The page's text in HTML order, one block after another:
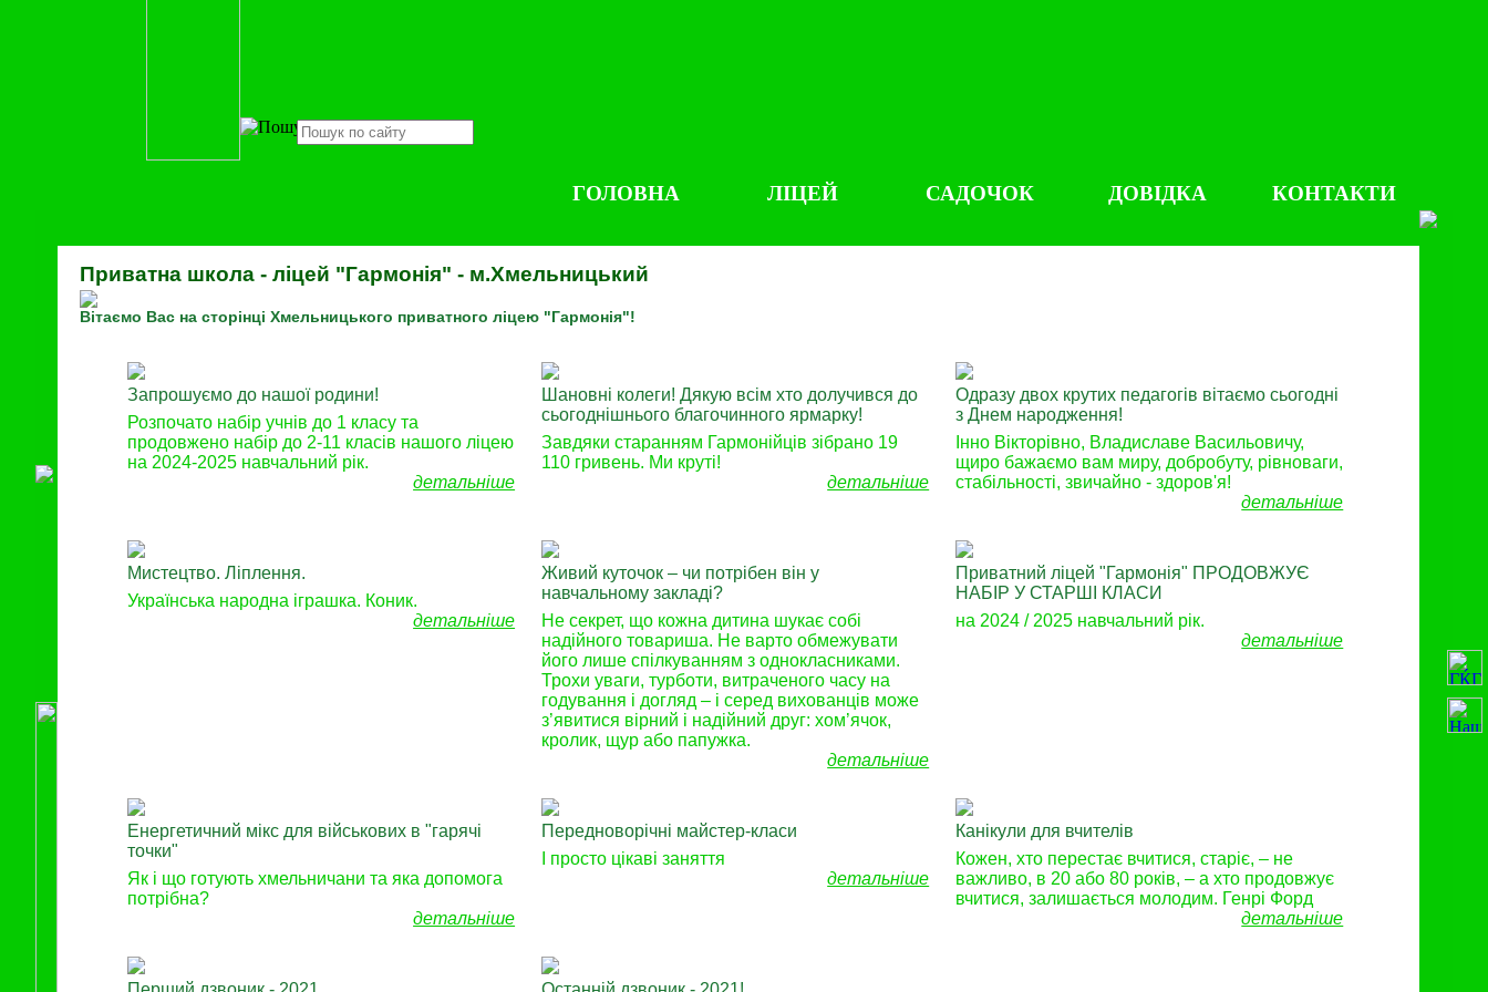
ГОЛОВНА ЛІЦЕЙ САДОЧОК ДОВІДКА КОНТАКТИ
Приватна школа - ліцей "Гармонія" - м.Хмельницький
Вітаємо Вас на сторінці Хмельницького приватного ліцею "Гармонія"!
Запрошуємо до нашої родини!
Розпочато набір учнів до 1 класу та
продовжено набір до 2-11 класів нашого ліцею
на 2024-2025 навчальний рік.
детальніше
Шановні колеги! Дякую всім хто долучився до
сьогоднішнього благочинного ярмарку!
Завдяки старанням Гармонійців зібрано 19
110 гривень. Ми круті!
детальніше
Одразу двох крутих педагогів вітаємо сьогодні
з Днем народження!
Інно Вікторівно, Владиславе Васильовичу,
щиро бажаємо вам миру, добробуту, рівноваги,
стабільності, звичайно - здоров'я!
детальніше
Мистецтво. Ліплення.
Українська народна іграшка. Коник.
детальніше
Живий куточок – чи потрібен він у
навчальному закладі?
Не секрет, що кожна дитина шукає собі
надійного товариша. Не варто обмежувати
його лише спілкуванням з однокласниками.
Трохи уваги, турботи, витраченого часу на
годування і догляд – і серед вихованців може
з’явитися вірний і надійний друг: хом’ячок,
кролик, щур або папужка.
детальніше
Приватний ліцей "Гармонія" ПРОДОВЖУЄ
НАБІР У СТАРШІ КЛАСИ
на 2024 / 2025 навчальний рік.
детальніше
Енергетичний мікс для військових в "гарячі
точки"
Як і що готують хмельничани та яка допомога
потрібна?
детальніше
Передноворічні майстер-класи
І просто цікаві заняття
детальніше
Канікули для вчителів
Кожен, хто перестає вчитися, старіє, – не
важливо, в 20 або 80 років, – а хто продовжує
вчитися, залишається молодим. Генрі Форд
детальніше